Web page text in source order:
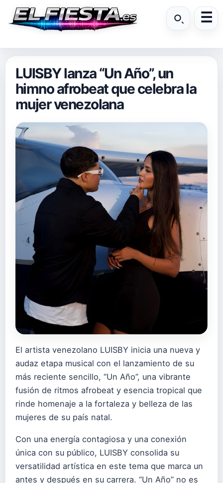
LUISBY lanza “Un Año”, un
himno afrobeat que celebra la
mujer venezolana
El artista venezolano LUISBY inicia una nueva y
audaz etapa musical con el lanzamiento de su
más reciente sencillo, “Un Año”, una vibrante
fusión de ritmos afrobeat y esencia tropical que
rinde homenaje a la fortaleza y belleza de las
mujeres de su país natal.
Con una energía contagiosa y una conexión
única con su público, LUISBY consolida su
versatilidad artística en este tema que marca un
antes y después en su carrera. “Un Año” no es